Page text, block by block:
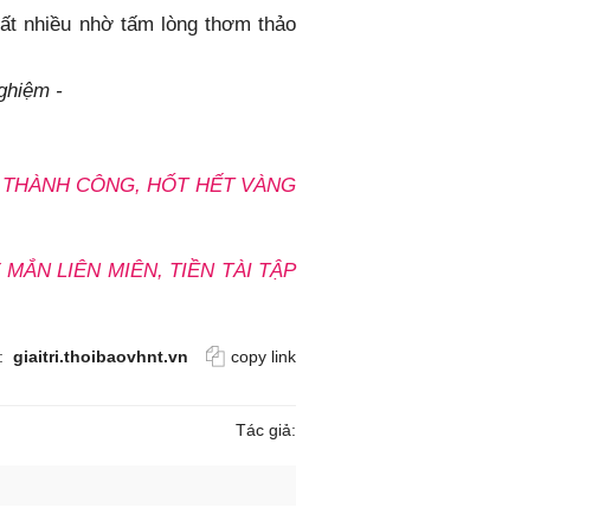
nhiều nhờ tấm lòng thơm thảo
-
CÔNG, HỐT HẾT VÀNG
LIÊN MIÊN, TIỀN TÀI TẬP
giaitri.thoibaovhnt.vn copy link
Tác giả: